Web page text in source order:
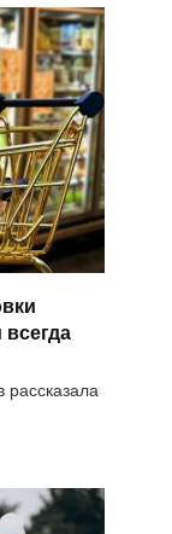
рассказала